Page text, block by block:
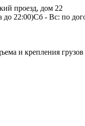
проезд, дом 22
до 22:00)Сб - Вс: по
и крепления грузов